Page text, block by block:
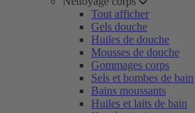
Tout afficher
Gels douche
Huiles de douche
Mousses de douche
Gommages corps
Sels et bombes de bain
Bains moussants
Huiles et laits de bain